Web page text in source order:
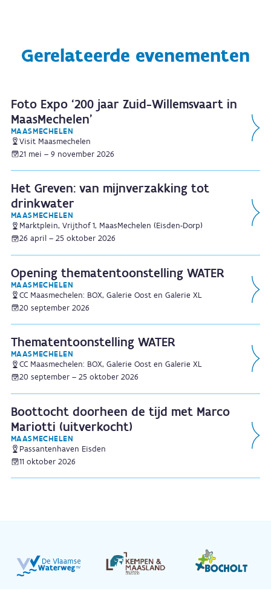
Gerelateerde evenementen
MAASMECHELEN
21 mei – 9 november 2026
Visit Maasmechelen
Foto Expo ‘200 jaar Zuid-Willemsvaart in
MaasMechelen’
MAASMECHELEN
26 april – 25 oktober 2026
Marktplein, Vrijthof 1, MaasMechelen (Eisden-Dorp)
Het Greven: van mijnverzakking tot
drinkwater
MAASMECHELEN
20 september 2026
CC Maasmechelen: BOX, Galerie Oost en Galerie XL
Opening thematentoonstelling WATER
MAASMECHELEN
20 september – 25 oktober 2026
CC Maasmechelen: BOX, Galerie Oost en Galerie XL
Thematentoonstelling WATER
MAASMECHELEN
11 oktober 2026
Passantenhaven Eisden
Boottocht doorheen de tijd met Marco
Mariotti (uitverkocht)